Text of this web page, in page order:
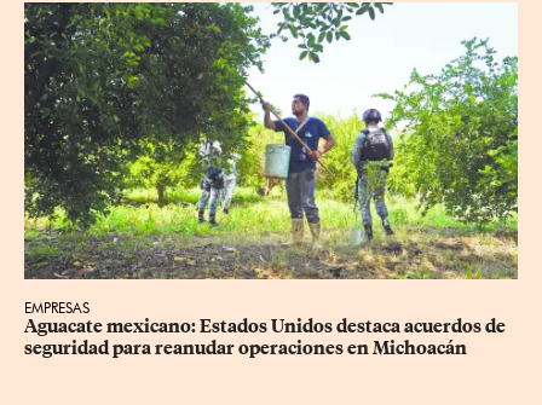
EMPRESAS
Aguacate mexicano: Estados Unidos destaca acuerdos de
seguridad para reanudar operaciones en Michoacán